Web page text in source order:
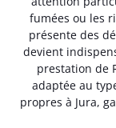
fumées ou les
présente des
devient
prestation de
adaptée au
propres à Jura,